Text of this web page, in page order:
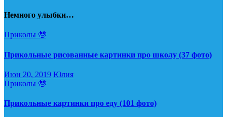
Немного улыбки…
Приколы 🤓
Прикольные рисованные картинки про школу (37 фото)
Июн 20, 2019 Юлия
Приколы 🤓
Прикольные картинки про еду (101 фото)